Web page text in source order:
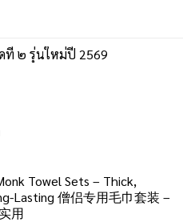
ที่ ๒ รุ่นใหม่ปี 2569
Towel Sets – Thick,
Lasting 僧侣专用毛巾套装 –
用